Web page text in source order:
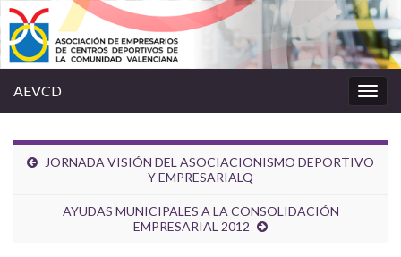
la
AEVCD
JORNADA VISIÓN DEL ASOCIACIONISMO DEPORTIVO
Y EMPRESARIALQ
AYUDAS MUNICIPALES A LA CONSOLIDACIÓN
EMPRESARIAL 2012